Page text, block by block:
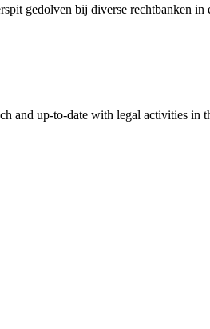
gedolven bij diverse rechtbanken
and up-to-date with legal activities in